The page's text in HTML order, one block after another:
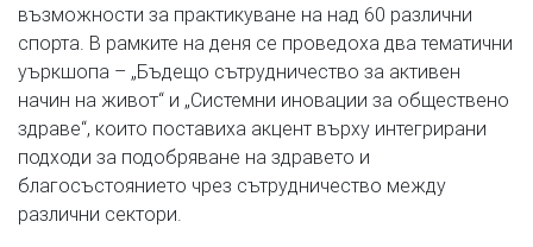
възможности за практикуване на над 60 различни
спорта. В рамките на деня се проведоха два тематични
уъркшопа – „Бъдещо сътрудничество за активен
начин на живот“ и „Системни иновации за обществено
здраве“, които поставиха акцент върху интегрирани
подходи за подобряване на здравето и
благосъстоянието чрез сътрудничество между
различни сектори.